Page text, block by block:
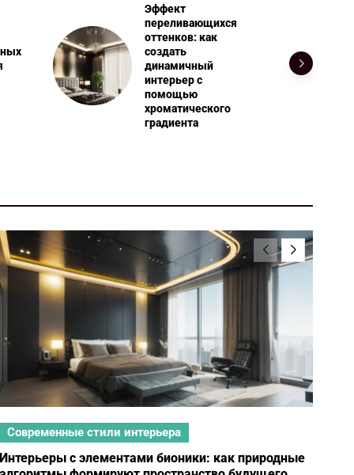
Эффект
переливающихся
оттенков: как
создать
динамичный
интерьер с
помощью
хроматического
градиента
Современные стили интерьера
Интерьеры с элементами бионики: как природные